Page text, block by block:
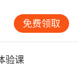
应过程。初入
学、新教学语
，除知识铺垫
如，开展户外
免费领取
验课